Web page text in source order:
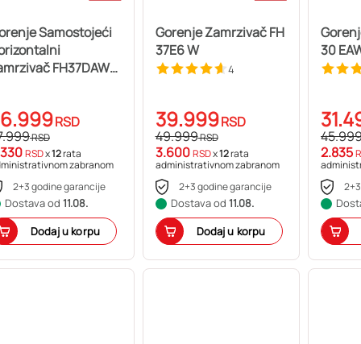
Samostojeći
FH37DAW
RSD
RSD
RSDx12rata
zabranom
2+3 godine garancije
Dostava od 11.08.
Dodaj u korpu
Gorenje Zamrzivač FH
37E6 W
4
39.999RSD
49.999RSD
3.600RSDx12rata
administrativnom zabranom
2+3 godine garancije
Dostava od 11.08.
Dodaj u korpu
30
2.835